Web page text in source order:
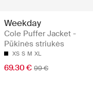
Weekday
Cole Puffer Jacket -
Pūkinės striukės
XS S M XL
69.30 € 99 €